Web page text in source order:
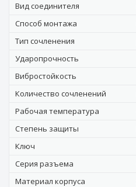
Вид соединителя
Способ монтажа
Тип сочленения
Ударопрочность
Вибростойкость
Количество сочленений
Рабочая температура
Степень защиты
Ключ
Серия разъема
Материал корпуса